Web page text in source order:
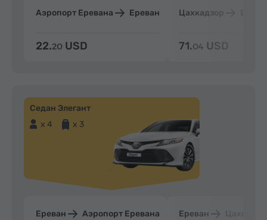
Аэропорт Еревана Ереван
22.20 USD
Цахкадзор
71.04 USD
Седан Элегант
x 4
x 3
Ереван Аэропорт Еревана Ереван